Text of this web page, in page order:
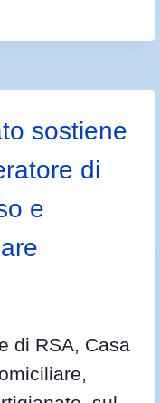
sostiene
di
e
di RSA, Casa